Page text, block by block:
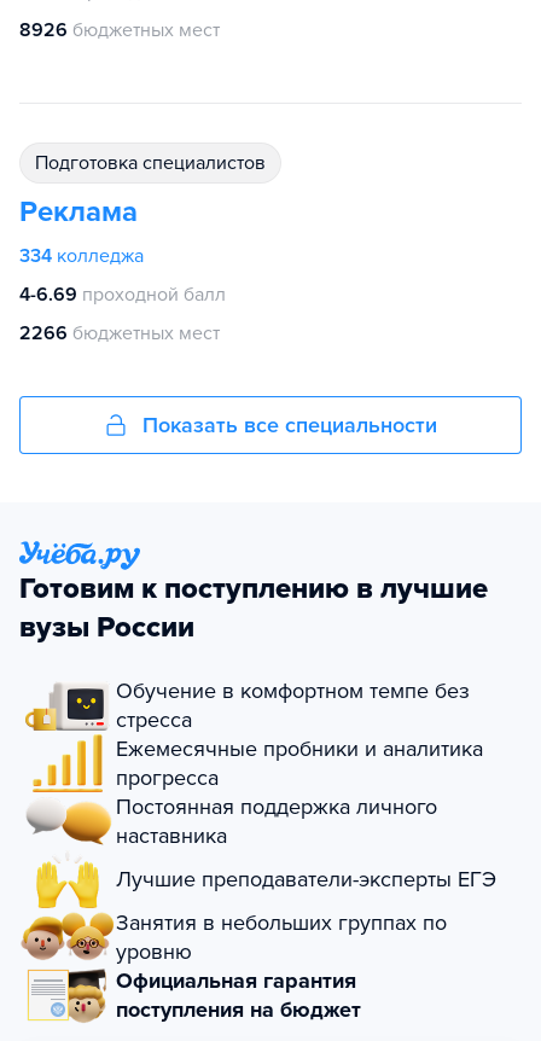
8926 бюджетных мест
подготовка специалистов
Реклама
334 колледжа
4-6.69 проходной балл
2266 бюджетных мест
Показать все специальности
Готовим к поступлению в лучшие
вузы России
Обучение в комфортном темпе без
стресса
Ежемесячные пробники и аналитика
прогресса
Постоянная поддержка личного
наставника
Лучшие преподаватели-эксперты ЕГЭ
Занятия в небольших группах по
уровню
Официальная гарантия
поступления на бюджет